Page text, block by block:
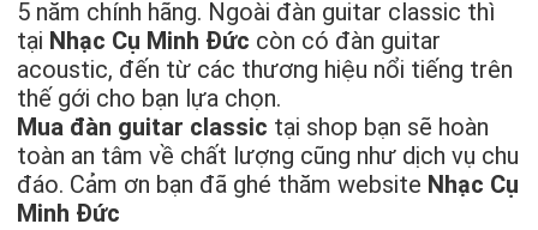
5 năm chính hãng. Ngoài đàn guitar classic thì
tại Nhạc Cụ Minh Đức còn có đàn guitar
acoustic, đến từ các thương hiệu nổi tiếng trên
thế gới cho bạn lựa chọn.
Mua đàn guitar classic tại shop bạn sẽ hoàn
toàn an tâm về chất lượng cũng như dịch vụ chu
đáo. Cảm ơn bạn đã ghé thăm website Nhạc Cụ
Minh Đức